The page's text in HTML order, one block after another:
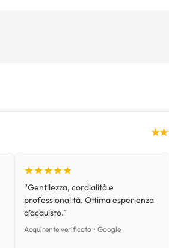
★★★★★
“Gentilezza, cordialità e
professionalità. Ottima esperienza
d’acquisto.”
Acquirente verificato • Google